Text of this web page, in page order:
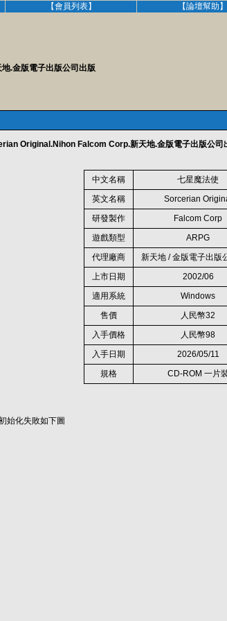
【會員列表】 【論壇幫助】
.金版電子出版公司出版
Original.Nihon Falcom Corp.新天地.金版電子出版公司
中文名稱
七星魔法使
英文名稱
Sorcerian
研發製作
Falcom Corp
遊戲類型
ARPG
代理廠商
新天地 / 金版電子出版
上市日期
2002/06
適用系統
Windows
售價
人民幣32
入手價格
人民幣98
入手日期
2026/05/11
規格
CD-ROM 一片
始化失敗如下圖